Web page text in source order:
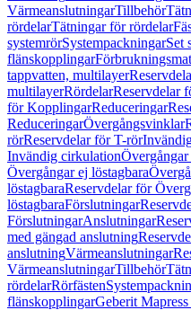
VärmeanslutningarTillbehör
rördelarTätningar för rördelar
systemrörSystempackningarSet
flänskopplingar
tappvatten, multilayer
multilayerRördelarReservdelar
för KopplingarReduceringar
ReduceringarÖvergångsvinklar
rörReservdelar för T-rör
Invändig cirkulationÖvergångar
Övergångar ej löstagbara
löstagbaraReservdelar för
löstagbaraFörslutningar
FörslutningarAnslutningar
med gängad anslutning
anslutningVärmeanslutningar
VärmeanslutningarTillbehör
rördelarRörfästen
flänskopplingarGeberit